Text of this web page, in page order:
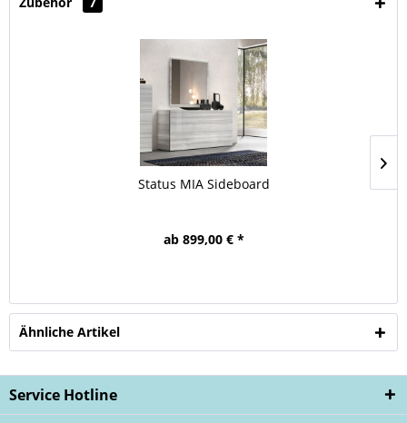
Status MIA Sideboard
ab 899,00 € *
Ähnliche Artikel
Service Hotline